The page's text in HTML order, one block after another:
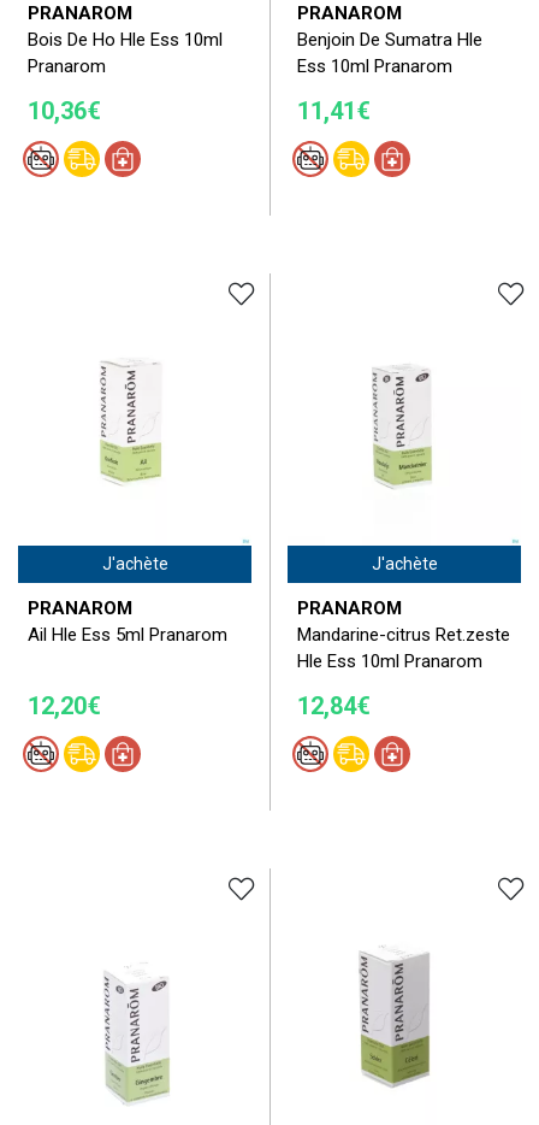
PRANAROM
Bois De Ho Hle Ess 10ml
Pranarom
10,36€
PRANAROM
Benjoin De Sumatra Hle
Ess 10ml Pranarom
11,41€
J'achète
PRANAROM
Ail Hle Ess 5ml Pranarom
12,20€
J'achète
PRANAROM
Mandarine-citrus Ret.zeste
Hle Ess 10ml Pranarom
12,84€